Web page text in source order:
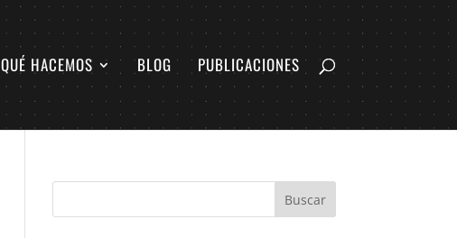
QUÉ HACEMOS BLOG PUBLICACIONES